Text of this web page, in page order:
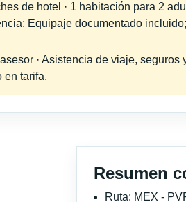
de hotel · 1 habitación para 2
Equipaje documentado
· Asistencia de viaje, seguros
en tarifa.
Resumen
Ruta: MEX -